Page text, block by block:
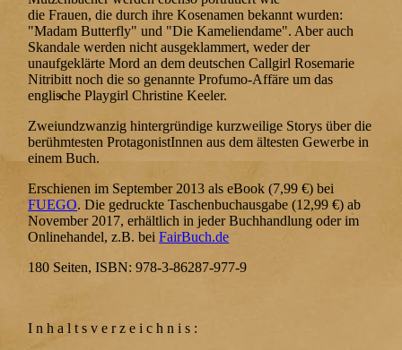
die Frauen, die durch ihre Kosenamen bekannt wurden:
"Madam Butterfly" und "Die Kameliendame". Aber auch
Skandale werden nicht ausgeklammert, weder der
unaufgeklärte Mord an dem deutschen Callgirl Rosemarie
Nitribitt noch die so genannte Profumo-Affäre um das
englische Playgirl Christine Keeler.
Zweiundzwanzig hintergründige kurzweilige Storys über die
berühmtesten ProtagonistInnen aus dem ältesten Gewerbe in
einem Buch.
Erschienen im September 2013 als eBook (7,99 €) bei
FUEGO. Die gedruckte Taschenbuchausgabe (12,99 €) ab
November 2017, erhältlich in jeder Buchhandlung oder im
Onlinehandel, z.B. beiFairBuch.de
180 Seiten, ISBN: 978-3-86287-977-9
I n h a l t s v e r z e i c h n i s :